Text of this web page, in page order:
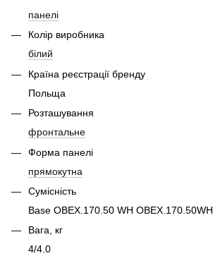
панелі
Колір виробника
білий
Країна реєстрації бренду
Польща
Розташування
фронтальне
Форма панелі
прямокутна
Сумісність
Base OBEX.170.50 WH OBEX.170.50WH
Вага, кг
4/4.0